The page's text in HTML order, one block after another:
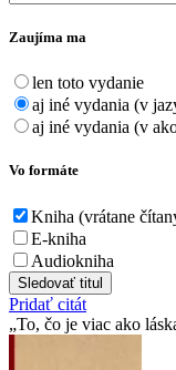
Zaujíma ma
len toto vydanie
aj iné vydania (v
aj iné vydania (v
Vo formáte
Kniha (vrátane
E-kniha
Audiokniha
Sledovať titul
Pridať citát
To, čo je viac ako